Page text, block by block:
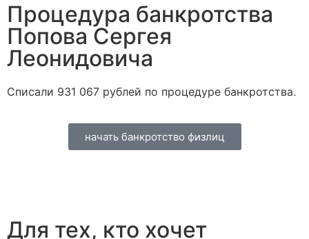
Процедура банкротства
Попова Сергея
Леонидовича
Списали 931 067 рублей по процедуре банкротства.
начать банкротство физлиц
Для тех, кто хочет